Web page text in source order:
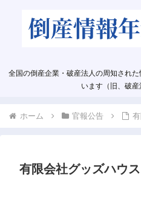
全国の倒産企業・破産法人の周知され
います（旧、破産
ホーム 官報公告
有限会社グッズハウス